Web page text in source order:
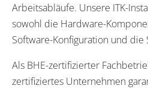
Arbeitsabläufe. Unsere ITK-
sowohl die Hardware-
Software-Konfiguration und
Als BHE-zertifizierter
zertifiziertes Unternehmen